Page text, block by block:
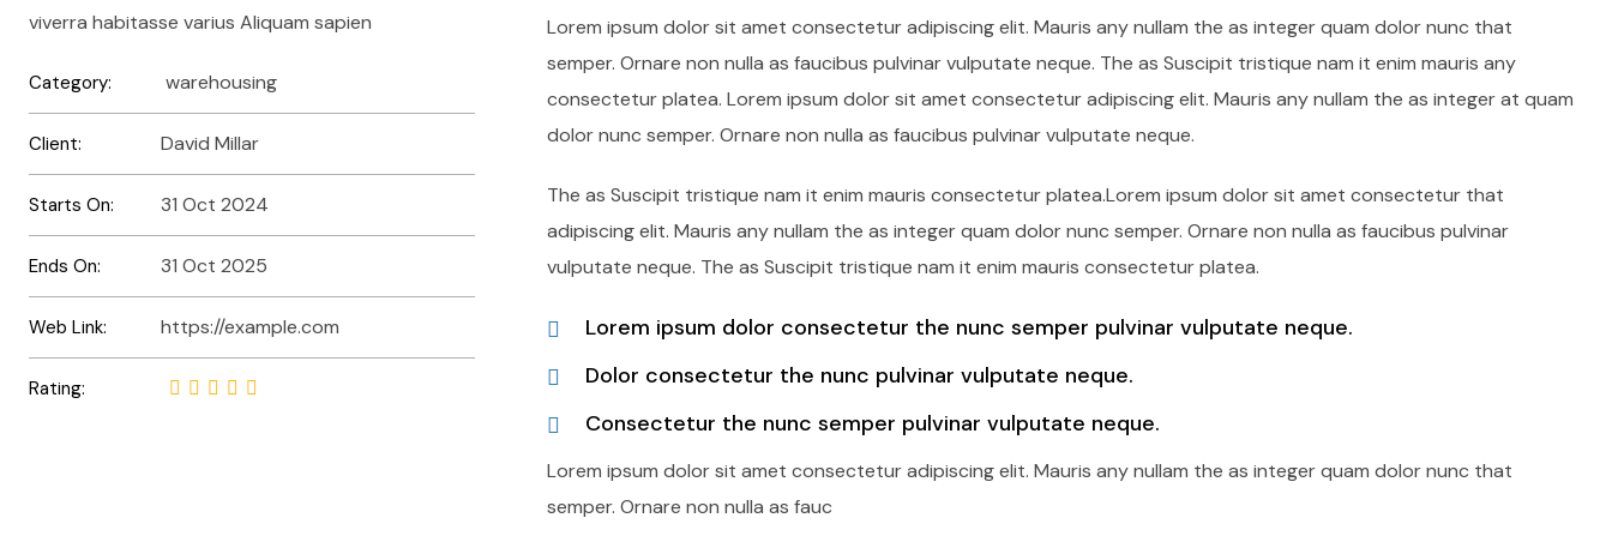
viverra habitasse varius Aliquam sapien
Category: warehousing
Client: David Millar
Starts On: 31 Oct 2024
Ends On: 31 Oct 2025
Web Link: https://example.com
Rating:
Lorem ipsum dolor sit amet consectetur adipiscing elit. Mauris any nullam the as integer quam dolor nunc that
semper. Ornare non nulla as faucibus pulvinar vulputate neque. The as Suscipit tristique nam it enim mauris any
consectetur platea. Lorem ipsum dolor sit amet consectetur adipiscing elit. Mauris any nullam the as integer at quam
dolor nunc semper. Ornare non nulla as faucibus pulvinar vulputate neque.
The as Suscipit tristique nam it enim mauris consectetur platea.Lorem ipsum dolor sit amet consectetur that
adipiscing elit. Mauris any nullam the as integer quam dolor nunc semper. Ornare non nulla as faucibus pulvinar
vulputate neque. The as Suscipit tristique nam it enim mauris consectetur platea.
Lorem ipsum dolor consectetur the nunc semper pulvinar vulputate neque.
Dolor consectetur the nunc pulvinar vulputate neque.
Consectetur the nunc semper pulvinar vulputate neque.
Lorem ipsum dolor sit amet consectetur adipiscing elit. Mauris any nullam the as integer quam dolor nunc that
semper. Ornare non nulla as fauc